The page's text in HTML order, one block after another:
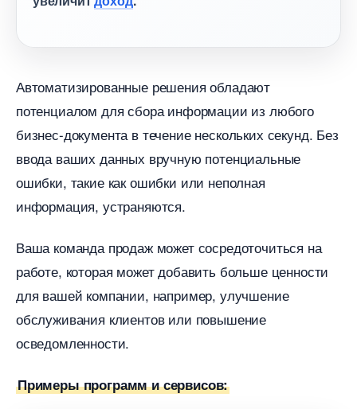
Автоматизированные решения обладают
потенциалом для сбора информации из любого
изнес-документа в течение нескольких секунд. Без
ода ваших данных вручную потенциальные
ошибки, такие как ошибки или неполная
информация, устраняются.
аша команда продаж может сосредоточиться на
работе, которая может добавить больше ценности
для вашей компании, например, улучшение
обслуживания клиентов или повышение
осведомленности.
Примеры программ и сервисов: